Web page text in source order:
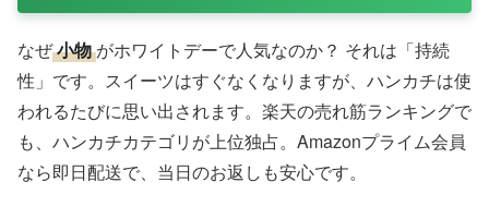
なぜ小物 がホワイトデーで人気なのか？ それは「持続
性」です。スイーツはすぐなくなりますが、ハンカチは使
われるたびに思い出されます。楽天の売れ筋ランキングで
も、ハンカチカテゴリが上位独占。Amazonプライム会員
なら即日配送で、当日のお返しも安心です。